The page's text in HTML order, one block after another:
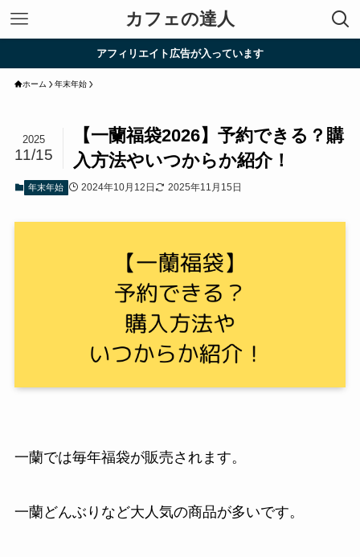
カフェの達人
アフィリエイト広告が入っています
ホーム 年末年始
【一蘭福袋2026】予約できる？購
入方法やいつからか紹介！
2025
11/15
年末年始 2024年10月12日 2025年11月15日
一蘭では毎年福袋が販売されます。
一蘭どんぶりなど大人気の商品が多いです。